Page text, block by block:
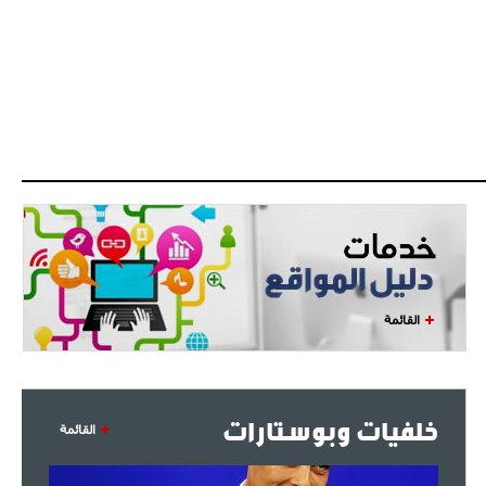
القائمة
خلفيات وبوستارات القائمة